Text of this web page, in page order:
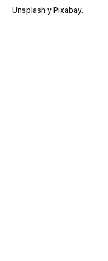
Unsplash y Pixabay.